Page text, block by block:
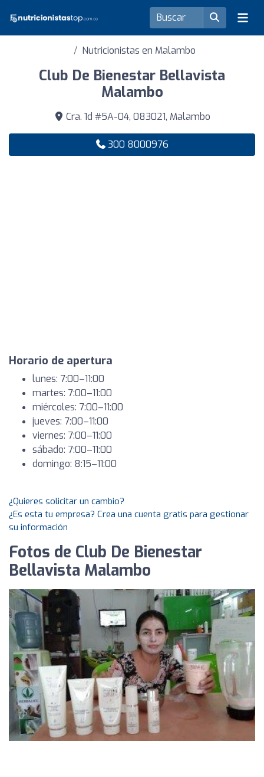
Nutricionistas en Malambo
Club De Bienestar Bellavista
Malambo
Cra. 1d #5A-04, 083021, Malambo
300 8000976
Horario de apertura
lunes: 7:00–11:00
martes: 7:00–11:00
miércoles: 7:00–11:00
jueves: 7:00–11:00
viernes: 7:00–11:00
sábado: 7:00–11:00
domingo: 8:15–11:00
¿Quieres solicitar un cambio?
¿Es esta tu empresa? Crea una cuenta gratis para gestionar
su información
Fotos de Club De Bienestar
Bellavista Malambo